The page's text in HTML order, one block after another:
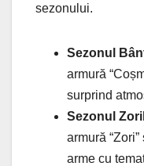
sezonului.
Sezonul
armură
surprind
Sezonul
armură
arme cu